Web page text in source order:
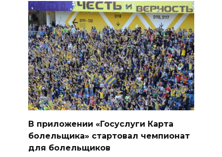
В приложении «Госуслуги Карта
болельщика» стартовал чемпионат
для болельщиков